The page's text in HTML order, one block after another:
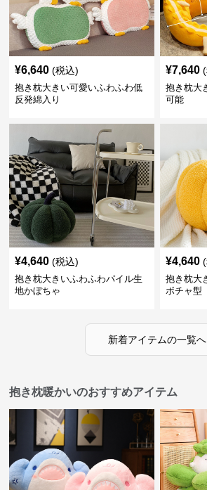
¥6,640 (税込)
抱き枕大きい可愛いふわふわ低
反発綿入り
¥7,640
抱き枕大
可能
¥4,640 (税込)
抱き枕大きいふわふわパイル生
地かぼちゃ
¥4,640
抱き枕大
ボチャ型
新着アイテムの一覧へ
抱き枕暖かいのおすすめアイテム